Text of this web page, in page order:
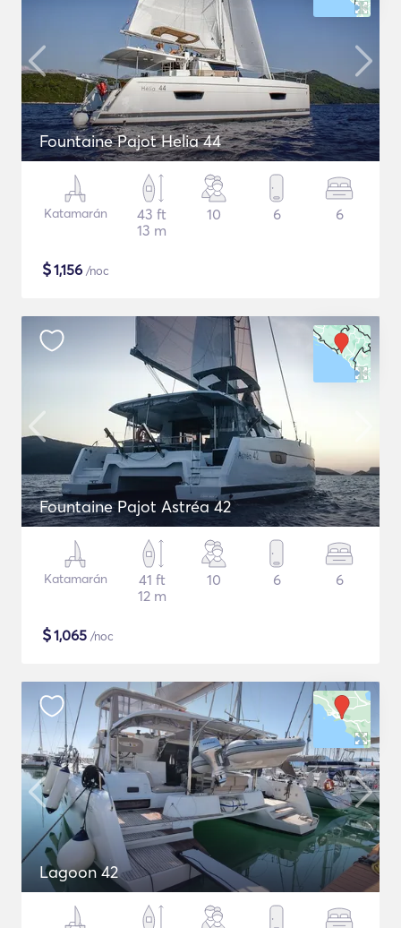
Fountaine Pajot Helia 44
Katamarán
43 ft
13 m
10 6 6
$1,156 /noc
Fountaine Pajot Astréa 42
Katamarán
41 ft
12 m
10 6 6
$1,065 /noc
Lagoon 42